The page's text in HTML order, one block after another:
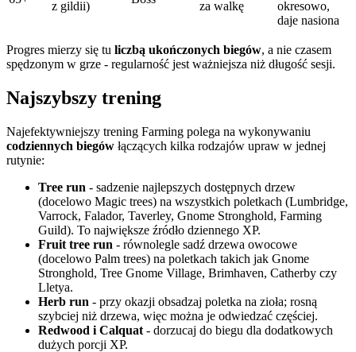
z gildii) za walkę
okresowo,
daje nasiona
Progres mierzy się tu liczbą ukończonych biegów, a nie czasem
spędzonym w grze - regularność jest ważniejsza niż długość sesji.
Najszybszy trening
Najefektywniejszy trening Farming polega na wykonywaniu
codziennych biegów łączących kilka rodzajów upraw w jednej
rutynie:
Tree run - sadzenie najlepszych dostępnych drzew
(docelowo Magic trees) na wszystkich poletkach (Lumbridge,
Varrock, Falador, Taverley, Gnome Stronghold, Farming
Guild). To największe źródło dziennego XP.
Fruit tree run - równolegle sadź drzewa owocowe
(docelowo Palm trees) na poletkach takich jak Gnome
Stronghold, Tree Gnome Village, Brimhaven, Catherby czy
Lletya.
Herb run - przy okazji obsadzaj poletka na zioła; rosną
szybciej niż drzewa, więc można je odwiedzać częściej.
Redwood i Calquat - dorzucaj do biegu dla dodatkowych
dużych porcji XP.